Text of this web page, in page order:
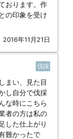
おります。作
の印象を受け
2016年11月21日
伐採
まい、見た目
し自分で伐採
な時にこちら
者の方は私の
した仕上がり
難かったで